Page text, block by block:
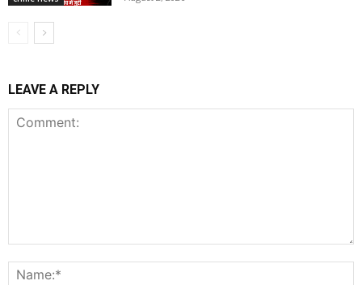
LEAVE A REPLY